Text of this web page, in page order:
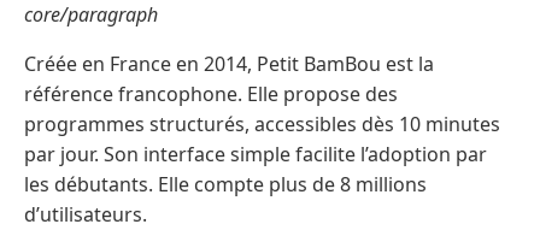
core/paragraph
Créée en France en 2014, Petit BamBou est la
référence francophone. Elle propose des
programmes structurés, accessibles dès 10 minutes
par jour. Son interface simple facilite l’adoption par
les débutants. Elle compte plus de 8 millions
d’utilisateurs.